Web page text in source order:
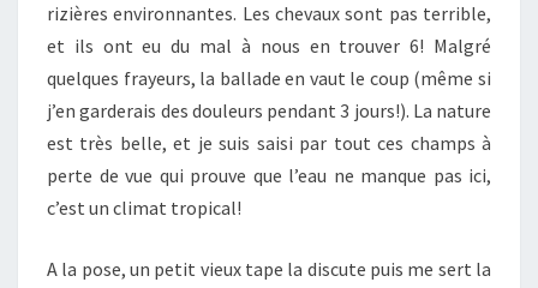
rizières environnantes. Les chevaux sont pas terrible,
et ils ont eu du mal à nous en trouver 6! Malgré
quelques frayeurs, la ballade en vaut le coup (même si
j’en garderais des douleurs pendant 3 jours!). La nature
est très belle, et je suis saisi par tout ces champs à
perte de vue qui prouve que l’eau ne manque pas ici,
c’est un climat tropical!
A la pose, un petit vieux tape la discute puis me sert la